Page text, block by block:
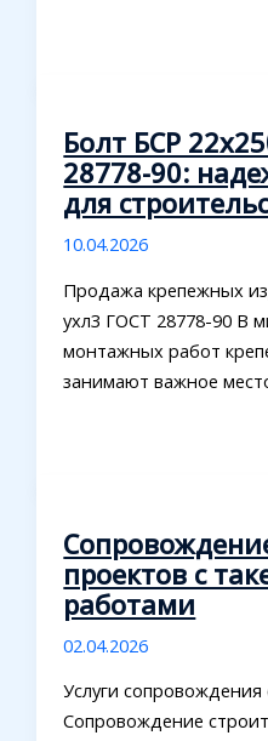
Болт БСР
28778-90:
для
10.04.2026
Продажа крепежных
ухл3 ГОСТ 28778-90 В
монтажных работ
занимают важное
проектов с
работами
02.04.2026
Услуги
Сопровождение